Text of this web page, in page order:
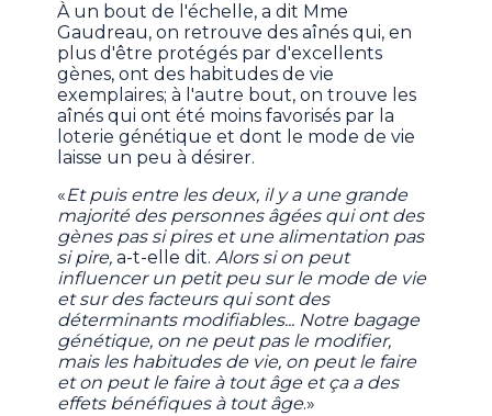
À un bout de l'échelle, a dit Mme
Gaudreau, on retrouve des aînés qui, en
plus d'être protégés par d'excellents
gènes, ont des habitudes de vie
exemplaires; à l'autre bout, on trouve les
aînés qui ont été moins favorisés par la
loterie génétique et dont le mode de vie
laisse un peu à désirer.
«Et puis entre les deux, il y a une grande
majorité des personnes âgées qui ont des
gènes pas si pires et une alimentation pas
si pire, a-t-elle dit. Alors si on peut
influencer un petit peu sur le mode de vie
et sur des facteurs qui sont des
déterminants modifiables... Notre bagage
génétique, on ne peut pas le modifier,
mais les habitudes de vie, on peut le faire
et on peut le faire à tout âge et ça a des
effets bénéfiques à tout âge.»